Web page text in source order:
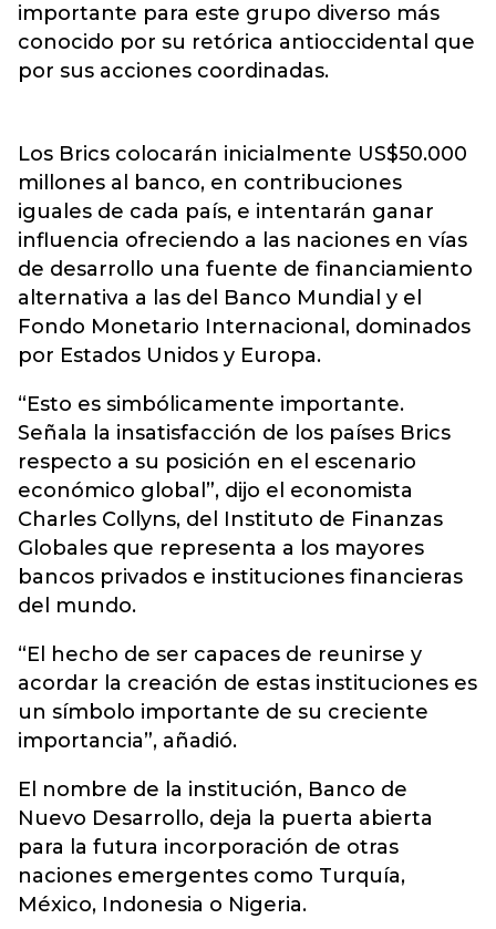
importante para este grupo diverso más
conocido por su retórica antioccidental que
por sus acciones coordinadas.
Los Brics colocarán inicialmente US$50.000
millones al banco, en contribuciones
iguales de cada país, e intentarán ganar
influencia ofreciendo a las naciones en vías
de desarrollo una fuente de financiamiento
alternativa a las del Banco Mundial y el
Fondo Monetario Internacional, dominados
por Estados Unidos y Europa.
“Esto es simbólicamente importante.
Señala la insatisfacción de los países Brics
respecto a su posición en el escenario
económico global”, dijo el economista
Charles Collyns, del Instituto de Finanzas
Globales que representa a los mayores
bancos privados e instituciones financieras
del mundo.
“El hecho de ser capaces de reunirse y
acordar la creación de estas instituciones es
un símbolo importante de su creciente
importancia”, añadió.
El nombre de la institución, Banco de
Nuevo Desarrollo, deja la puerta abierta
para la futura incorporación de otras
naciones emergentes como Turquía,
México, Indonesia o Nigeria.